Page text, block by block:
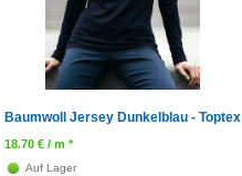
Baumwoll Jersey Dunkelblau - Toptex
18.70 € / m *
Auf Lager